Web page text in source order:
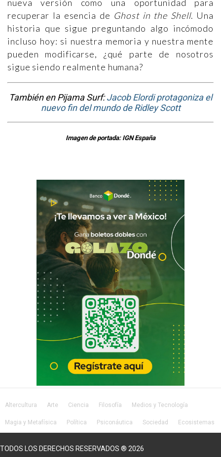
nueva versión como una oportunidad para
recuperar la esencia de Ghost in the Shell. Una
historia que sigue preguntando algo incómodo
incluso hoy: si nuestra memoria y nuestra mente
pueden modificarse, ¿qué parte de nosotros
sigue siendo realmente humana?
También en Pijama Surf:Jacob Elordi protagoniza el
nuevo fin del mundo de Ridley Scott
Imagen de portada: IGN España
Altercultura Arte Ciencia Filosofía Medios y Tecnología
Magia y Metafísica Política Psiconáutica Sociedad Ecosistemas
TODOS LOS DERECHOS RESERVADOS ® 2026